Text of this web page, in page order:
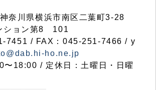
奈川県横浜市南区二葉町3-28
ション第8 101
7451 / FAX：045-251-7466 / y
ho.ne.jp
〜18:00 / 定休日：土曜日・日曜